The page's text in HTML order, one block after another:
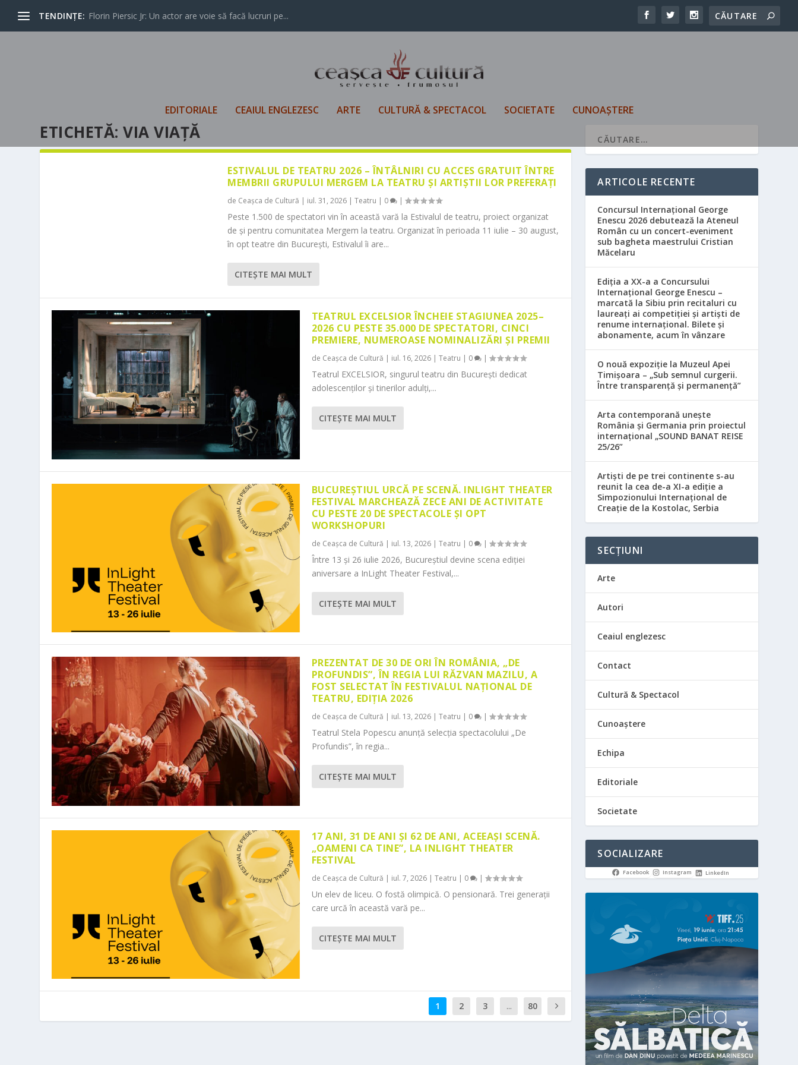
TENDINȚE: Florin Piersic Jr: Un actor are voie să facă lucruri pe...
EDITORIALE CEAIUL ENGLEZESC ARTE CULTURĂ & SPECTACOL SOCIETATE CUNOAȘTERE
ETICHETĂ:VIA VIAȚĂ
ESTIVALUL DE TEATRU 2026 – ÎNTÂLNIRI CU ACCES GRATUIT ÎNTRE
MEMBRII GRUPULUI MERGEM LA TEATRU ȘI ARTIȘTII LOR PREFERAȚI
de Ceașca de Cultură | iul. 31, 2026 |Teatru | 0 |
Peste 1.500 de spectatori vin în această vară la Estivalul de teatru, proiect organizat
de și pentru comunitatea Mergem la teatru. Organizat în perioada 11 iulie – 30 august,
în opt teatre din București, Estivalul îi are...
CITEŞTE MAI MULT
TEATRUL EXCELSIOR ÎNCHEIE STAGIUNEA 2025–
2026 CU PESTE 35.000 DE SPECTATORI, CINCI
PREMIERE, NUMEROASE NOMINALIZĂRI ȘI PREMII
de Ceașca de Cultură | iul. 16, 2026| Teatru | 0 |
Teatrul EXCELSIOR, singurul teatru din București dedicat
adolescenților și tinerilor adulți,...
CITEŞTE MAI MULT
BUCUREȘTIUL URCĂ PE SCENĂ. INLIGHT THEATER
FESTIVAL MARCHEAZĂ ZECE ANI DE ACTIVITATE
CU PESTE 20 DE SPECTACOLE ȘI OPT
WORKSHOPURI
de Ceașca de Cultură | iul. 13, 2026| Teatru | 0 |
Între 13 și 26 iulie 2026, Bucureștiul devine scena ediției
aniversare a InLight Theater Festival,...
CITEŞTE MAI MULT
PREZENTAT DE 30 DE ORI ÎN ROMÂNIA, „DE
PROFUNDIS”, ÎN REGIA LUI RĂZVAN MAZILU, A
FOST SELECTAT ÎN FESTIVALUL NAȚIONAL DE
TEATRU, EDIȚIA 2026
de Ceașca de Cultură | iul. 13, 2026| Teatru | 0 |
Teatrul Stela Popescu anunță selecția spectacolului „De
Profundis”, în regia...
CITEŞTE MAI MULT
17 ANI, 31 DE ANI ȘI 62 DE ANI, ACEEAȘI SCENĂ.
„OAMENI CA TINE”, LA INLIGHT THEATER
FESTIVAL
de Ceașca de Cultură | iul. 7, 2026| Teatru | 0 |
Un elev de liceu. O fostă olimpică. O pensionară. Trei generații
care urcă în această vară pe...
CITEŞTE MAI MULT
1 2 3 ... 80
ARTICOLE RECENTE
Concursul Internațional George
Enescu 2026 debutează la Ateneul
Român cu un concert-eveniment
sub bagheta maestrului Cristian
Măcelaru
Ediția a XX-a a Concursului
Internațional George Enescu –
marcată la Sibiu prin recitaluri cu
laureați ai competiției și artiști de
renume internațional. Bilete și
abonamente, acum în vânzare
O nouă expoziție la Muzeul Apei
Timișoara – „Sub semnul curgerii.
Între transparență și permanență”
Arta contemporană unește
România și Germania prin proiectul
internațional „SOUND BANAT REISE
25/26”
Artiști de pe trei continente s-au
reunit la cea de-a XI-a ediție a
Simpozionului Internațional de
Creație de la Kostolac, Serbia
SECȚIUNI
Arte
Autori
Ceaiul englezesc
Contact
Cultură & Spectacol
Cunoaștere
Echipa
Editoriale
Societate
SOCIALIZARE
Facebook Instagram LinkedIn